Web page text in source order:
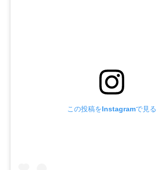
この投稿をInstagramで見る